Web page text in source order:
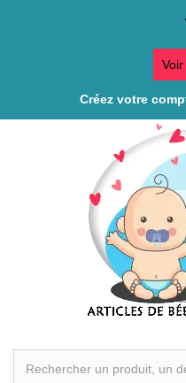
Créez votre